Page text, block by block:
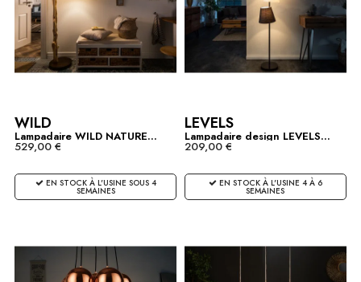
WILD
Lampadaire WILD NATURE...
529,00 €
EN STOCK À L'USINE SOUS 4
SEMAINES
LEVELS
Lampadaire design LEVELS...
209,00 €
EN STOCK À L'USINE 4 À 6
SEMAINES